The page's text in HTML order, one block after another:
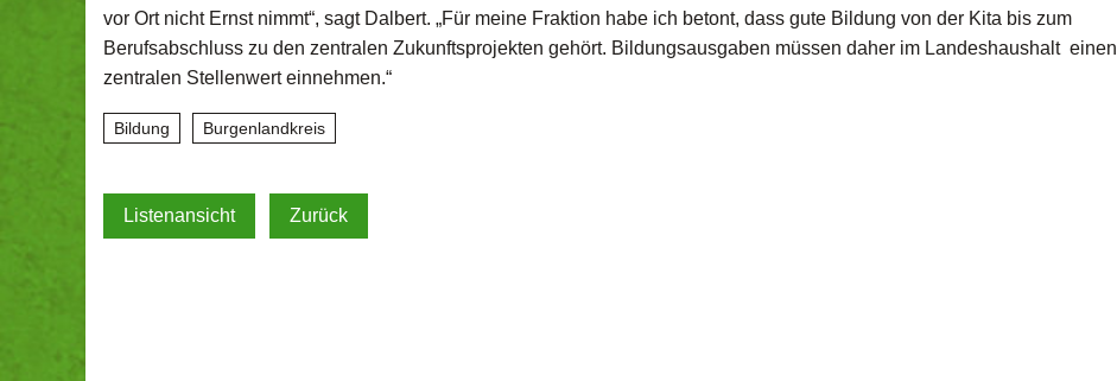
vor Ort nicht Ernst nimmt“, sagt Dalbert. „Für meine Fraktion habe ich betont, dass gute Bildung von der Kita bis zum
Berufsabschluss zu den zentralen Zukunftsprojekten gehört. Bildungsausgaben müssen daher im Landeshaushalt einen
zentralen Stellenwert einnehmen.“
Bildung Burgenlandkreis
Listenansicht Zurück